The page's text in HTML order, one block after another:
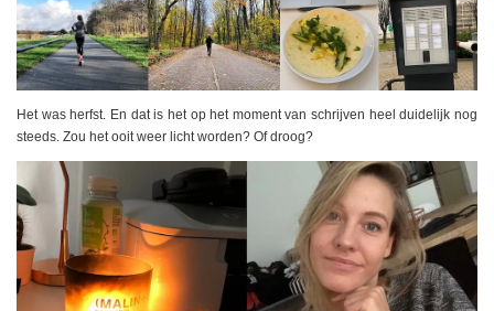
Het was herfst. En dat is het op het moment van schrijven heel duidelijk nog
steeds. Zou het ooit weer licht worden? Of droog?